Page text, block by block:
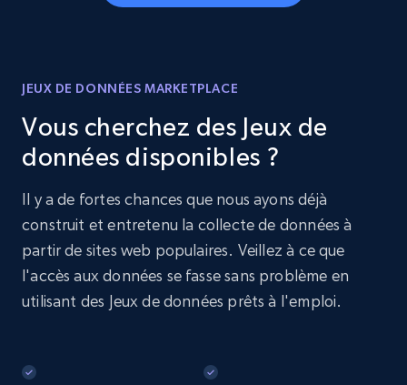
JEUX DE DONNÉES MARKETPLACE
Vous cherchez des Jeux de
données disponibles ?
Il y a de fortes chances que nous ayons déjà
construit et entretenu la collecte de données à
partir de sites web populaires. Veillez à ce que
l'accès aux données se fasse sans problème en
utilisant des Jeux de données prêts à l'emploi.